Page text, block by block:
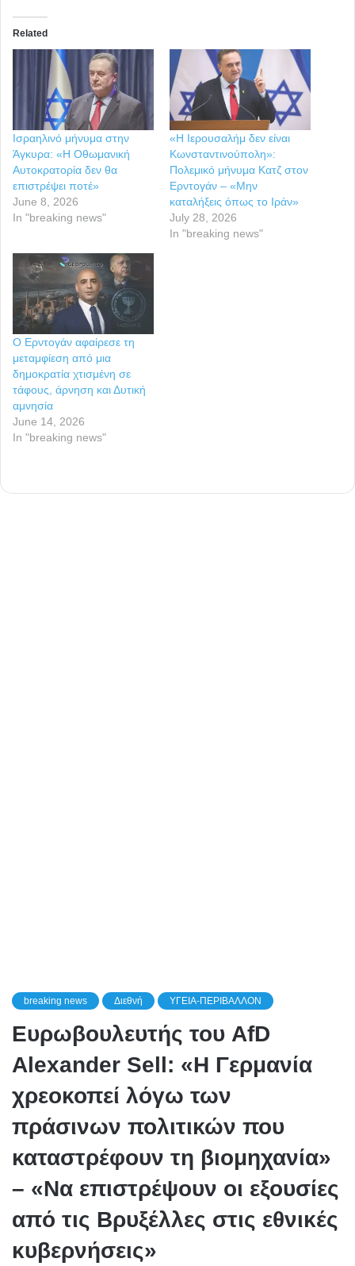
Related
Ισραηλινό μήνυμα στην
Άγκυρα: «Η Οθωμανική
Αυτοκρατορία δεν θα
επιστρέψει ποτέ»
June 8, 2026
In "breaking news"
«Η Ιερουσαλήμ δεν είναι
Κωνσταντινούπολη»:
Πολεμικό μήνυμα Κατζ στον
Ερντογάν – «Μην
καταλήξεις όπως το Ιράν»
July 28, 2026
In "breaking news"
Ο Ερντογάν αφαίρεσε τη
μεταμφίεση από μια
δημοκρατία χτισμένη σε
τάφους, άρνηση και Δυτική
αμνησία
June 14, 2026
In "breaking news"